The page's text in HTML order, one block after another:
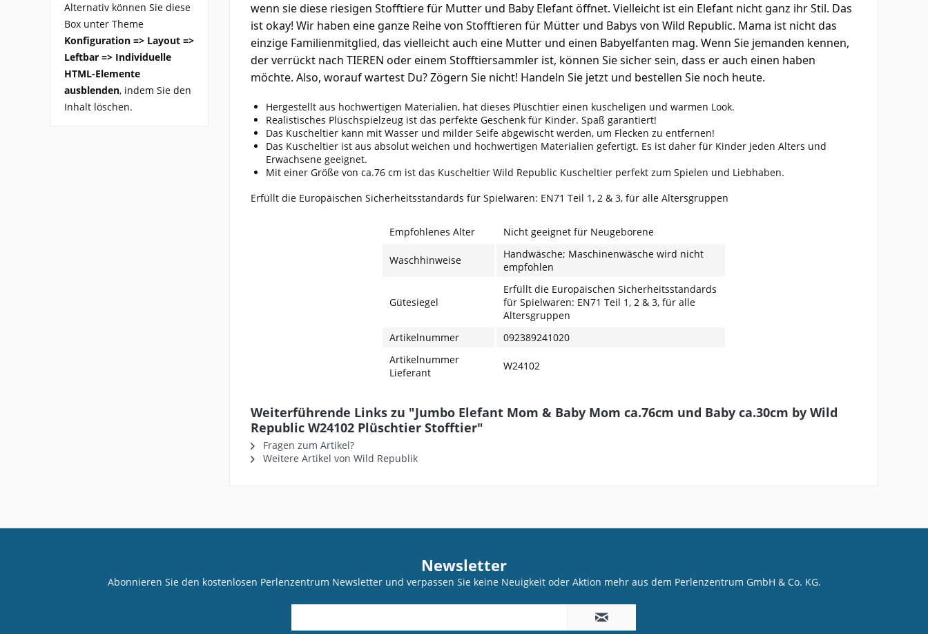
Alternativ können Sie diese
Box unter Theme
Konfiguration => Layout =>
Leftbar => Individuelle
HTML-Elemente
ausblenden, indem Sie den
Inhalt löschen.
wenn sie diese riesigen Stofftiere für Mutter und Baby Elefant öffnet. Vielleicht ist ein Elefant nicht ganz ihr Stil. Das
ist okay! Wir haben eine ganze Reihe von Stofftieren für Mütter und Babys von Wild Republic. Mama ist nicht das
einzige Familienmitglied, das vielleicht auch eine Mutter und einen Babyelfanten mag. Wenn Sie jemanden kennen,
der verrückt nach TIEREN oder einem Stofftiersammler ist, können Sie sicher sein, dass er auch einen haben
möchte. Also, worauf wartest Du? Zögern Sie nicht! Handeln Sie jetzt und bestellen Sie noch heute.
Hergestellt aus hochwertigen Materialien, hat dieses Plüschtier einen kuscheligen und warmen Look.
Realistisches Plüschspielzeug ist das perfekte Geschenk für Kinder. Spaß garantiert!
Das Kuscheltier kann mit Wasser und milder Seife abgewischt werden, um Flecken zu entfernen!
Das Kuscheltier ist aus absolut weichen und hochwertigen Materialien gefertigt. Es ist daher für Kinder jeden Alters und
Erwachsene geeignet.
Mit einer Größe von ca.76 cm ist das Kuscheltier Wild Republic Kuscheltier perfekt zum Spielen und Liebhaben.
Erfüllt die Europäischen Sicherheitsstandards für Spielwaren: EN71 Teil 1, 2 & 3, für alle Altersgruppen
Empfohlenes Alter Nicht geeignet für Neugeborene
Waschhinweise
Handwäsche; Maschinenwäsche wird nicht
empfohlen
Gütesiegel
Erfüllt die Europäischen Sicherheitsstandards
für Spielwaren: EN71 Teil 1, 2 & 3, für alle
Altersgruppen
Artikelnummer
092389241020
Artikelnummer
Lieferant
W24102
Weiterführende Links zu "Jumbo Elefant Mom & Baby Mom ca.76cm und Baby ca.30cm by Wild
Republic W24102 Plüschtier Stofftier"
Fragen zum Artikel?
Weitere Artikel von Wild Republik
Newsletter
Abonnieren Sie den kostenlosen Perlenzentrum Newsletter und verpassen Sie keine Neuigkeit oder Aktion mehr aus dem Perlenzentrum GmbH & Co. KG.